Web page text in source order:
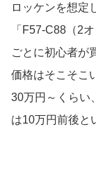
ロッケンを想定
「F57-C88（2
ごとに初心者が
価格はそこそこ
30万円～くらい
は10万円前後と